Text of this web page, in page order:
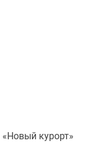
курорт»